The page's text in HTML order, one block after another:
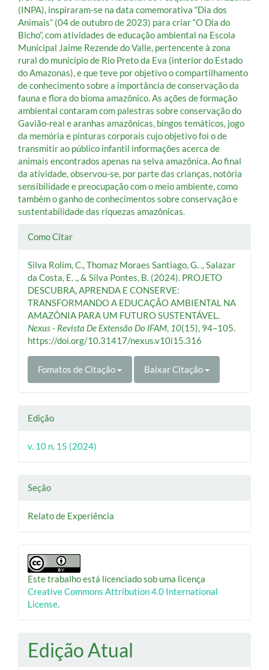
(INPA), inspiraram-se na data comemorativa “Dia dos
Animais” (04 de outubro de 2023) para criar “O Dia do
Bicho”, com atividades de educação ambiental na Escola
Municipal Jaime Rezende do Valle, pertencente à zona
rural do município de Rio Preto da Eva (interior do Estado
do Amazonas), e que teve por objetivo o compartilhamento
de conhecimento sobre a importância de conservação da
fauna e flora do bioma amazônico. As ações de formação
ambiental contaram com palestras sobre conservação do
Gavião-real e aranhas amazônicas, bingos temáticos, jogo
da memória e pinturas corporais cujo objetivo foi o de
transmitir ao público infantil informações acerca de
animais encontrados apenas na selva amazônica. Ao final
da atividade, observou-se, por parte das crianças, notória
sensibilidade e preocupação com o meio ambiente, como
também o ganho de conhecimentos sobre conservação e
sustentabilidade das riquezas amazônicas.
Detalhes
artigo
Como Citar
Silva Rolim, C., Thomaz Moraes Santiago, G. ., Salazar
da Costa, E. ., & Silva Pontes, B. (2024). PROJETO
DESCUBRA, APRENDA E CONSERVE:
TRANSFORMANDO A EDUCAÇÃO AMBIENTAL NA
AMAZÔNIA PARA UM FUTURO SUSTENTÁVEL.
Nexus - Revista De Extensão Do IFAM, 10(15), 94–105.
https://doi.org/10.31417/nexus.v10i15.316
Fomatos de Citação Baixar Citação
Edição
v. 10 n. 15 (2024)
Seção
Relato de Experiência
Este trabalho está licenciado sob uma licença
Creative Commons Attribution 4.0 International
License.
Edição Atual